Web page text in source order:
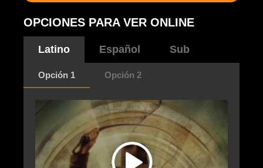
OPCIONES PARA VER ONLINE
Latino Español Sub
Opción 1 Opción 2